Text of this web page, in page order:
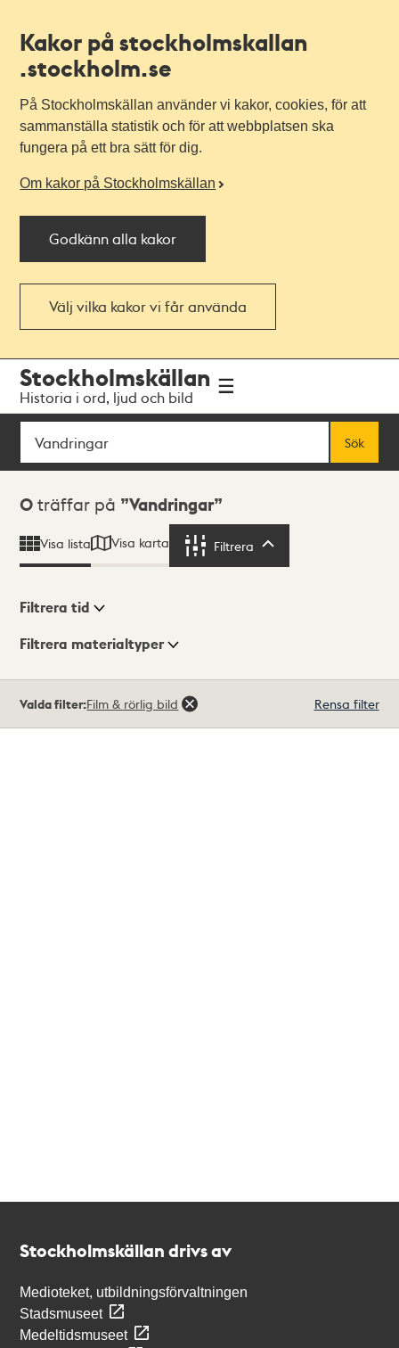
Kakor på stockholmskallan
.stockholm.se
På Stockholmskällan använder vi kakor, cookies, för att
sammanställa statistik och för att webbplatsen ska
fungera på ett bra sätt för dig.
Om kakor på Stockholmskällan
Godkänn alla kakor
Välj vilka kakor vi får använda
navigationen
huvudinnehållet
Stockholmskällan
Historia i ord, ljud och bild
Sök
Sök
Sökresultat
0 träffar på Vandringar
Visa lista Visa karta Filtrera
Visningsläge
Filtrera tid
Filtrera materialtyper
träffar
Valda filter:Film & rörlig bild Rensa filter
Stockholmskällan drivs av
Medioteket, utbildningsförvaltningen
Stadsmuseet
Medeltidsmuseet